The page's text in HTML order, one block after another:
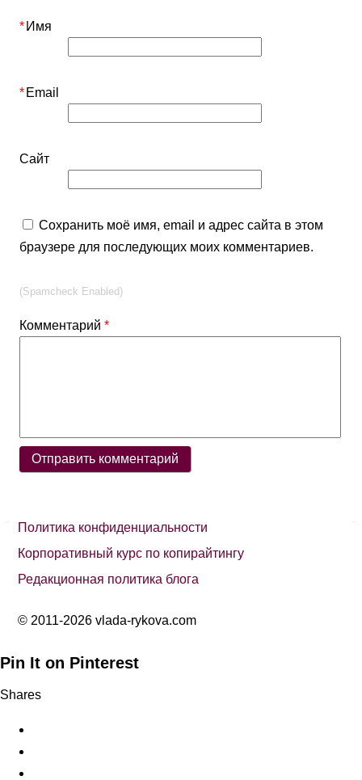
Комментарий*
Имя
*
Email
*
Сайт
Сохранить моё имя, email и адрес сайта в этом
браузере для последующих моих комментариев.
(Spamcheck Enabled)
Политика конфиденциальности
Корпоративный курс по копирайтингу
Редакционная политика блога
© 2011-2026 vlada-rykova.com
Pin It on Pinterest
Shares